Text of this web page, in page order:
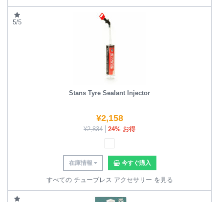
5/5
Stans Tyre Sealant Injector
¥2,158
¥2,834 24% お得
在庫情報 今すぐ購入
すべての チューブレス アクセサリー を見る